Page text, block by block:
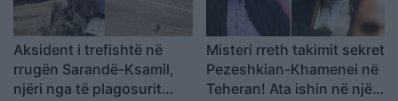
Aksident i trefishtë në
rrugën Sarandë-Ksamil,
njëri nga të plagosurit
Misteri rreth takimit sekret
Pezeshkian-Khamenei në
Teheran! Ata ishin në një